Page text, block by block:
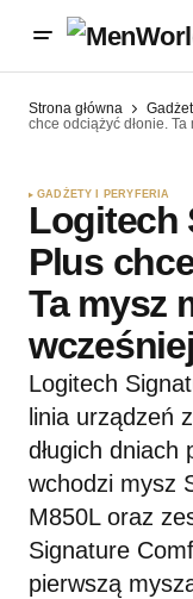
Strona główna
chce odciążyć dłonie.
GADŻETY I PERYFERIA
Logitech
Plus
Ta mysz
Logitech
linia urządzeń
długich dniach
wchodzi mysz
M850L oraz
Signature
pierwszą